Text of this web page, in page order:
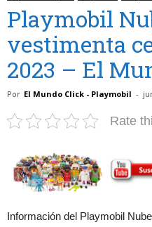
Playmobil
vestimenta
2023 – El
Por El Mundo Click - Playmobil -
Rate
Información del Playmobil